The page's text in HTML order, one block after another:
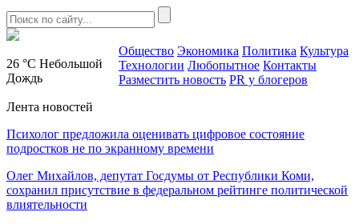
26 °C Небольшой
Дождь
Общество Экономика Политика Культура
Технологии Любопытное Контакты
Разместить новость PR у блогеров
Лента новостей
Психолог предложила оценивать цифровое состояние
подростков не по экранному времени
Олег Михайлов, депутат Госдумы от Республики Коми,
сохранил присутствие в федеральном рейтинге политической
влиятельности